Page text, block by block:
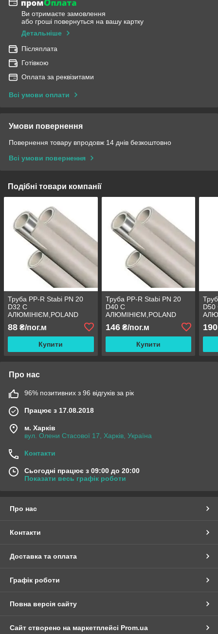
Ви отримаєте замовлення
або гроші повернуться на вашу картку
Детальніше
Післяплата
Готівкою
Оплата за реквізитами
Всі умови оплати
Умови повернення
Повернення товару впродовж 14 днів безкоштовно
Всі умови повернення
Подібні товари компанії
Труба PP-R Stabi PN 20
D32 C
АЛЮМІНІЄМ,POLAND
88 ₴/пог.м
Купити
Труба PP-R Stabi PN 20
D40 C
АЛЮМІНІЄМ,POLAND
146₴/пог.м
Купити
D50
190
Про нас
96% позитивних з 96 відгуків за рік
Працює з 17.08.2018
м. Харків
вул. Олени Стасової 17, Харків, Україна
Контакти
Сьогодні працює з 09:00 до 20:00
Показати весь графік роботи
Про нас
Контакти
Доставка та оплата
Графік роботи
Повна версія сайту
Сайт створено на маркетплейсі Prom.ua